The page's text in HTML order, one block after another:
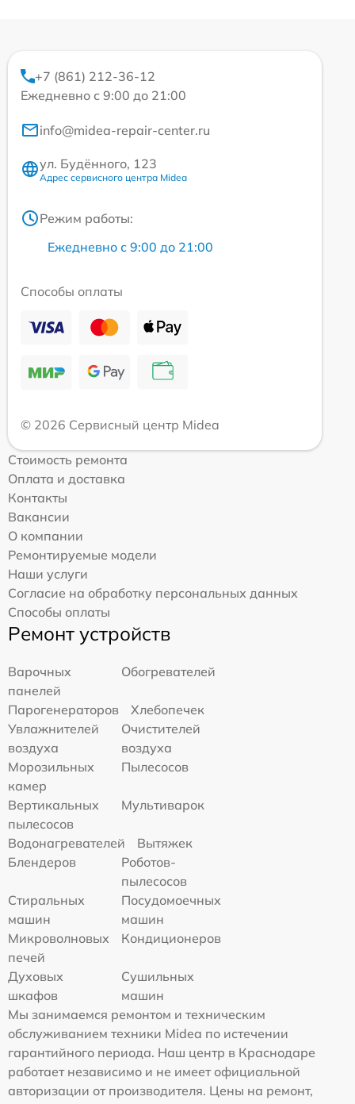
+7 (861) 212-36-12
Ежедневно с 9:00 до 21:00
info@midea-repair-center.ru
ул. Будённого, 123
Адрес сервисного центра Midea
Режим работы:
Ежедневно с 9:00 до 21:00
Способы оплаты
© 2026 Сервисный центр Midea
Стоимость ремонта
Оплата и доставка
Контакты
Вакансии
О компании
Ремонтируемые модели
Наши услуги
Согласие на обработку персональных данных
Способы оплаты
Ремонт устройств
Варочных
панелей
Обогревателей
Парогенераторов
Хлебопечек
Увлажнителей
воздуха
Очистителей
воздуха
Морозильных
камер
Пылесосов
Вертикальных
пылесосов
Мультиварок
Водонагревателей
Вытяжек
Блендеров
Роботов-
пылесосов
Стиральных
машин
Посудомоечных
машин
Микроволновых
печей
Кондиционеров
Духовых
шкафов
Сушильных
машин
Мы занимаемся ремонтом и техническим
обслуживанием техники Midea по истечении
гарантийного периода. Наш центр в Краснодаре
работает независимо и не имеет официальной
авторизации от производителя. Цены на ремонт,